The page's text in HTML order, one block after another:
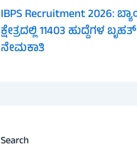
IBPS Recruitment 2026:
ಕ್ಷೇತ್ರದಲ್ಲಿ 11403 ಹುದ್ದೆಗಳ ಬೃಹತ್
ನೇಮಕಾತಿ
Search